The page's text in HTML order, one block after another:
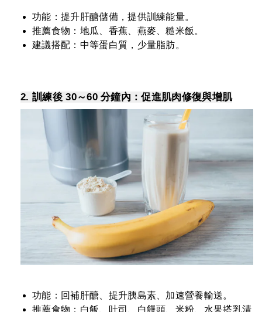
功能：提升肝醣儲備，提供訓練能量。
推薦食物：地瓜、香蕉、燕麥、糙米飯。
建議搭配：中等蛋白質，少量脂肪。
2. 訓練後 30～60 分鐘內：促進肌肉修復與增肌
功能：回補肝醣、提升胰島素、加速營養輸送。
推薦食物：白飯、吐司、白饅頭、米粉、水果搭乳清